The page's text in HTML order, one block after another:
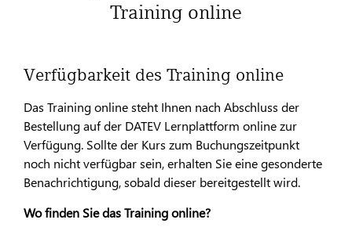
Training online
Verfügbarkeit des Training online
Das Training online steht Ihnen nach Abschluss der
Bestellung auf der DATEV Lernplattform online zur
Verfügung. Sollte der Kurs zum Buchungszeitpunkt
noch nicht verfügbar sein, erhalten Sie eine gesonderte
Benachrichtigung, sobald dieser bereitgestellt wird.
Wo finden Sie das Training online?